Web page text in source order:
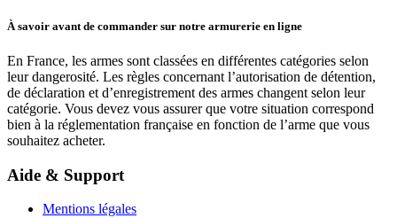
À savoir avant de commander sur notre armurerie en ligne
En France, les armes sont classées en différentes catégories selon
leur dangerosité. Les règles concernant l’autorisation de détention,
de déclaration et d’enregistrement des armes changent selon leur
catégorie. Vous devez vous assurer que votre situation correspond
bien à la réglementation française en fonction de l’arme que vous
souhaitez acheter.
Aide & Support
Mentions légales